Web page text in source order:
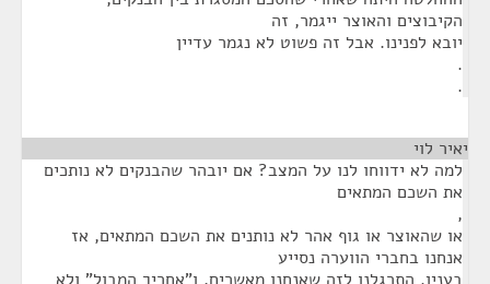
הקיבוצים והאוצר ייגמר, זה
יובא לפנינו. אבל זה פשוט לא נגמר עדיין
.
.
יאיר לוי
למה לא ידווחו לנו על המצב? אם יובהר שהבנקים לא נותכים
את השכם המתאים
,
או שהאוצר או גוף אהר לא נותנים את השכם המתאים, אז
אנחנו בחברי הווערה נסייע